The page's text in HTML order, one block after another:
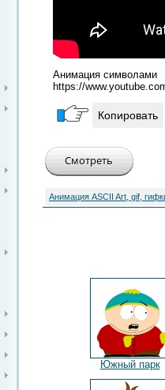
Анимация символами
https://
Копировать
Анимация ASCII Art, gif,
Южный парк